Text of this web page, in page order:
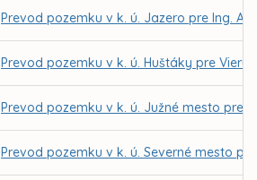
Prevod pozemku v k. ú. Jazero pre Ing.
Prevod pozemku v k. ú. Huštáky pre Vieru
Prevod pozemku v k. ú. Južné mesto pre
Prevod pozemku v k. ú. Severné mesto